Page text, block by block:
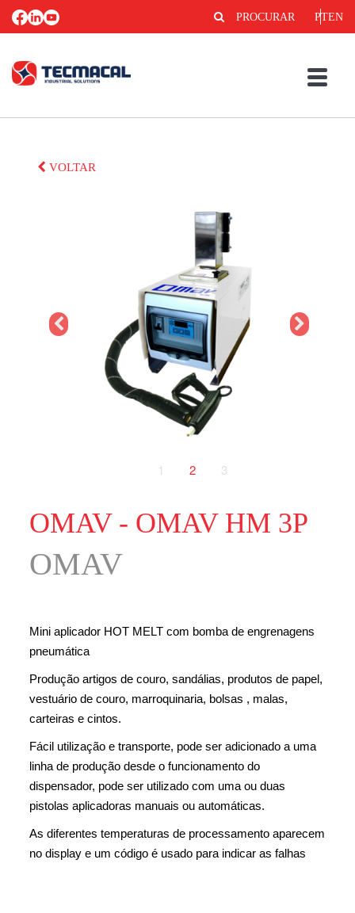
EN
PT
PROCURAR
VOLTAR
1 2 3
OMAV - OMAV HM 3P
OMAV
Mini aplicador HOT MELT com bomba de engrenagens
pneumática
Produção artigos de couro, sandálias, produtos de papel,
vestuário de couro, marroquinaria, bolsas , malas,
carteiras e cintos.
Fácil utilização e transporte, pode ser adicionado a uma
linha de produção desde o funcionamento do
dispensador, pode ser utilizado com uma ou duas
pistolas aplicadoras manuais ou automáticas.
As diferentes temperaturas de processamento aparecem
no display e um código é usado para indicar as falhas